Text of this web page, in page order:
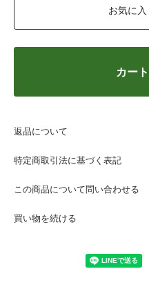
お気に
カー
返品について
特定商取引法に基づく表記
この商品について問い合わせる
買い物を続ける